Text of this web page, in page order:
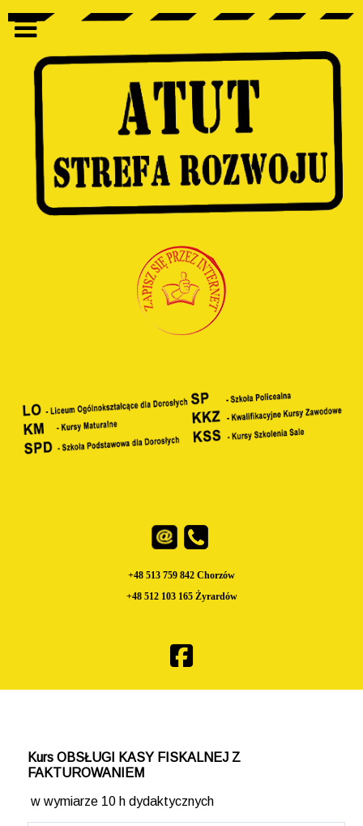
+48 513 759 842 Chorzów
+48 512 103 165 Żyrardów
Kurs OBSŁUGI KASY FISKALNEJ Z
FAKTUROWANIEM
w wymiarze 10 h dydaktycznych